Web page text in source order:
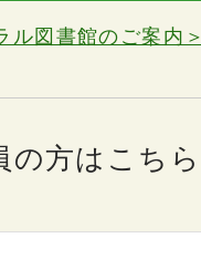
ル図書館のご案内＞
の方はこちら